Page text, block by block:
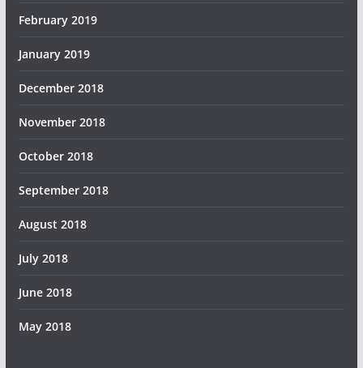
February 2019
January 2019
December 2018
November 2018
October 2018
September 2018
August 2018
July 2018
June 2018
May 2018